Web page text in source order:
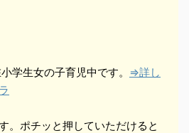
学生女の子育児中です。 ⇒詳し
。ポチッと押していただけると